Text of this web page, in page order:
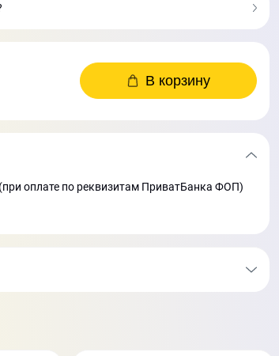
В корзину
оплате по реквизитам ПриватБанка ФОП)